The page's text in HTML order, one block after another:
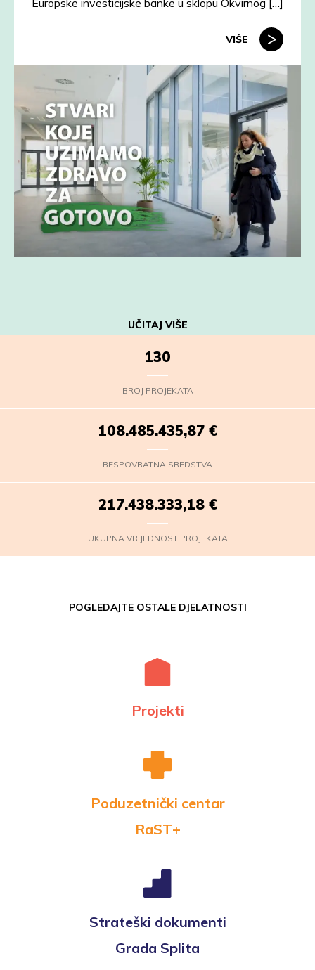
VIŠE
UČITAJ VIŠE
130
BROJ PROJEKATA
108.485.436,75 €
BESPOVRATNA SREDSTVA
217.438.334,06 €
UKUPNA VRIJEDNOST PROJEKATA
POGLEDAJTE OSTALE DJELATNOSTI
Projekti
Poduzetnički centar
RaST+
Strateški dokumenti
Grada Splita